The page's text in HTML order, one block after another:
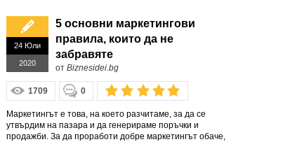
24 Юли
2020
5 основни маркетингови
правила, които да не
забравяте
от Biznesidei.bg
1709 0
Маркетингът е това, на което разчитаме, за да се
утвърдим на пазара и да генерираме поръчки и
продажби. За да проработи добре маркетингът обаче,